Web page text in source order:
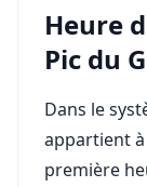
Heure
Pic du
Dans le
appartient à
première